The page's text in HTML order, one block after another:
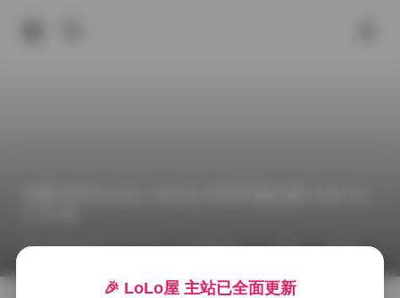
2026年6月3日 下午7:34 福利作品 丝袜 岛遇
🎉 LoLo屋 主站已全面更新